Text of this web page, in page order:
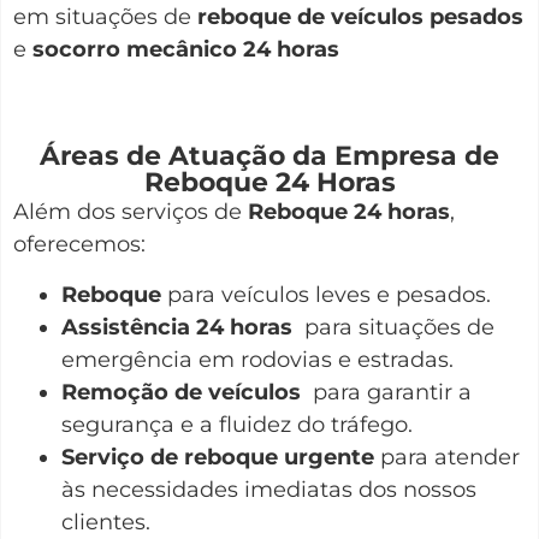
em situações de reboque de veículos pesados
e socorro mecânico 24 horas
Áreas de Atuação da Empresa de
Reboque 24 Horas
Além dos serviços de Reboque 24 horas,
oferecemos:
Reboque para veículos leves e pesados.
Assistência 24 horas para situações de
emergência em rodovias e estradas.
Remoção de veículos para garantir a
segurança e a fluidez do tráfego.
Serviço de reboque urgente para atender
às necessidades imediatas dos nossos
clientes.